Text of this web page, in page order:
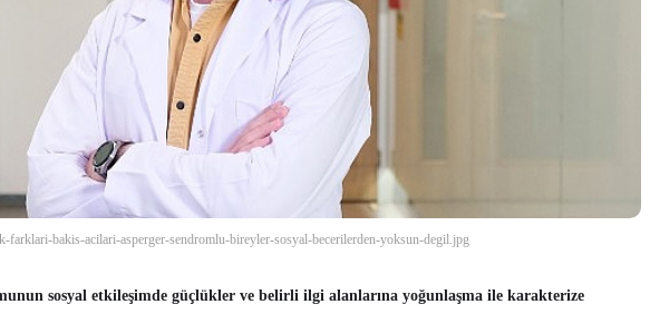
farklari-bakis-acilari-asperger-sendromlu-bireyler-sosyal-becerilerden-yoksun-degil.jpg
sosyal etkileşimde güçlükler ve belirli ilgi alanlarına yoğunlaşma ile karakterize